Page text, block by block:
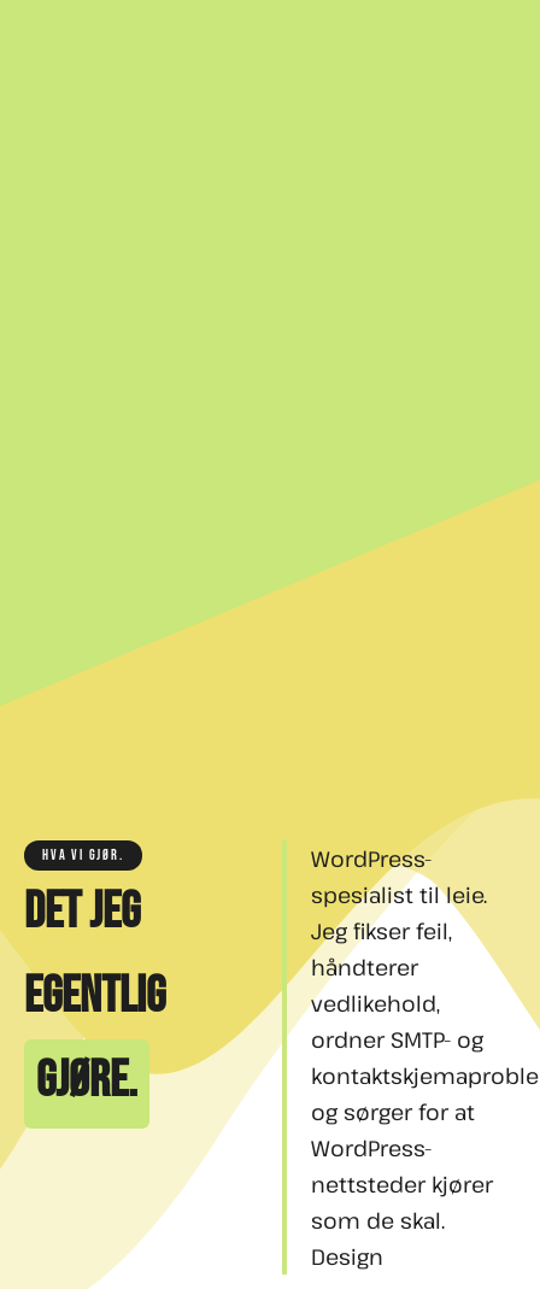
HVA VI GJØR.
DET JEG
EGENTLIG
GJØRE.
WordPress-
spesialist til leie.
Jeg fikser feil,
håndterer
vedlikehold,
ordner SMTP- og
og sørger for at
WordPress-
nettsteder kjører
som de skal.
Design